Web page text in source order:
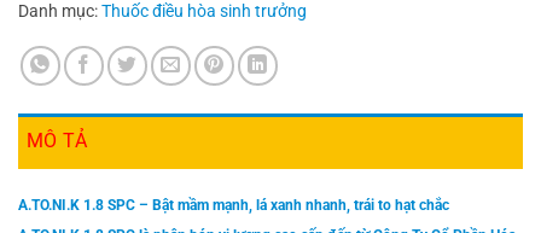
Danh mục:Thuốc điều hòa sinh trưởng
MÔ TẢ
A.TO.NI.K 1.8 SPC – Bật mầm mạnh, lá xanh nhanh, trái to hạt chắc